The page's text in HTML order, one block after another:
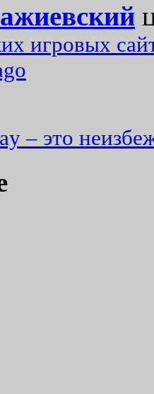
игровых
– это